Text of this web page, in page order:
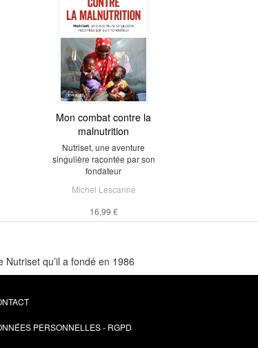
Mon combat contre la
malnutrition
Nutriset, une aventure
singulière racontée par son
fondateur
Michel Lescanne
16,99 €
qu’il a fondé en 1986
PERSONNELLES - RGPD